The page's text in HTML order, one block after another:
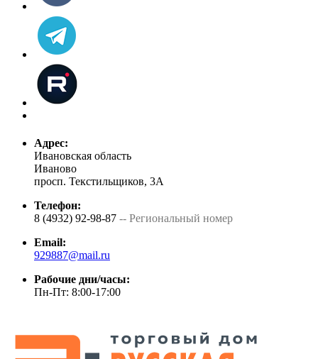
Адрес:
Ивановская область
Иваново
просп. Текстильщиков, 3А
Телефон:
8 (4932) 92-98-87 -- Региональный номер
Email:
929887@mail.ru
Рабочие дни/часы:
Пн-Пт: 8:00-17:00